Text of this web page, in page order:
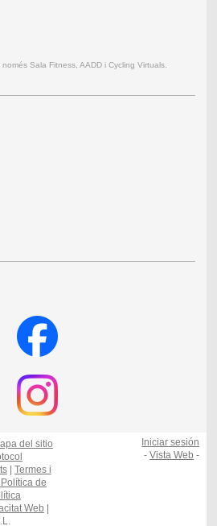
Sala Fitness, AADD i Cycling Virtuals.
del sitio
| Termes i
de
Web
Iniciar sesión
-Vista Web -